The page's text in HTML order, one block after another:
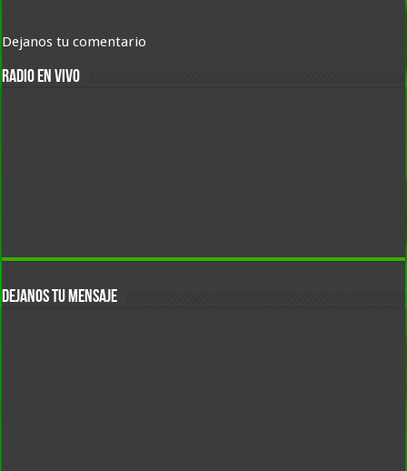
Dejanos tu comentario
RADIO EN VIVO
DEJANOS TU MENSAJE